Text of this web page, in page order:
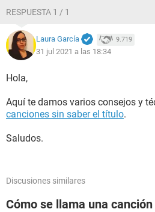
RESPUESTA 1 / 1
Laura García 9.719
31 jul 2021 a las 18:34
Hola,
Aquí te damos varios consejos y
canciones sin saber el título.
Saludos.
Discusiones similares
Cómo se llama una